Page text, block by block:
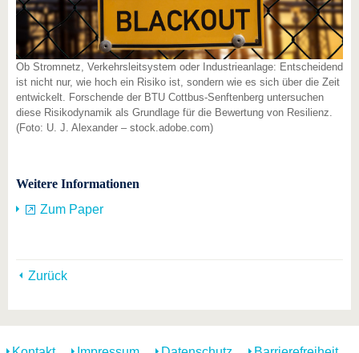
Ob Stromnetz, Verkehrsleitsystem oder Industrieanlage: Entscheidend
ist nicht nur, wie hoch ein Risiko ist, sondern wie es sich über die Zeit
entwickelt. Forschende der BTU Cottbus-Senftenberg untersuchen
diese Risikodynamik als Grundlage für die Bewertung von Resilienz.
(Foto: U. J. Alexander – stock.adobe.com)
Weitere Informationen
Zum Paper
Zurück